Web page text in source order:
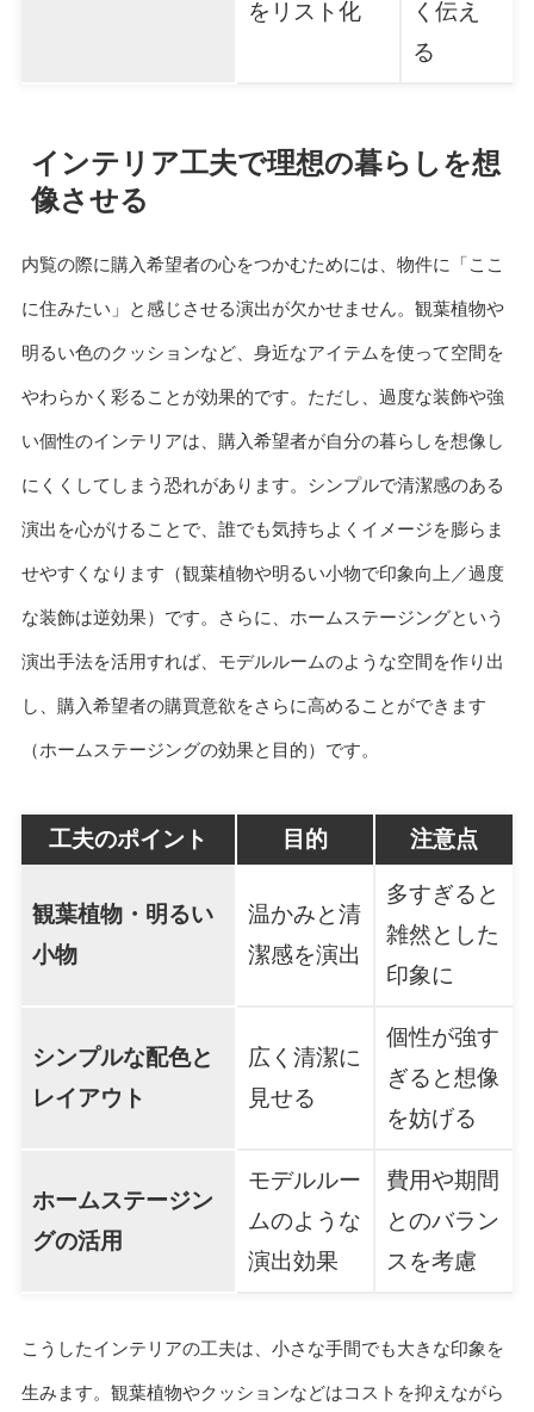
をリスト化
く伝え
る
インテリア工夫で理想の暮らしを想
像させる
内覧の際に購入希望者の心をつかむためには、物件に「ここ
に住みたい」と感じさせる演出が欠かせません。観葉植物や
明るい色のクッションなど、身近なアイテムを使って空間を
やわらかく彩ることが効果的です。ただし、過度な装飾や強
い個性のインテリアは、購入希望者が自分の暮らしを想像し
にくくしてしまう恐れがあります。シンプルで清潔感のある
演出を心がけることで、誰でも気持ちよくイメージを膨らま
せやすくなります（観葉植物や明るい小物で印象向上／過度
な装飾は逆効果）です。さらに、ホームステージングという
演出手法を活用すれば、モデルルームのような空間を作り出
し、購入希望者の購買意欲をさらに高めることができます
（ホームステージングの効果と目的）です。
工夫のポイント 目的 注意点
観葉植物・明るい
小物
温かみと清
潔感を演出
多すぎると
雑然とした
印象に
シンプルな配色と
レイアウト
広く清潔に
見せる
個性が強す
ぎると想像
を妨げる
ホームステージン
グの活用
モデルルー
ムのような
演出効果
費用や期間
とのバラン
スを考慮
こうしたインテリアの工夫は、小さな手間でも大きな印象を
生みます。観葉植物やクッションなどはコストを抑えながら